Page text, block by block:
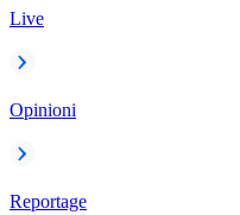
Live
Opinioni
Reportage